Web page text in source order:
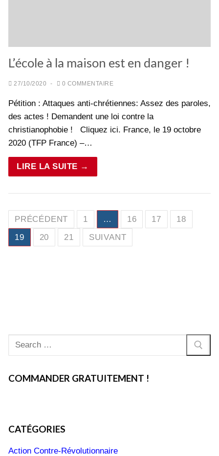
L’école à la maison est en danger !
27/10/2020 - 0 COMMENTAIRE
Pétition : Attaques anti-chrétiennes: Assez des paroles,
des actes ! Demandent une loi contre la
christianophobie ! Cliquez ici. France, le 19 octobre
2020 (TFP France) –…
LIRE LA SUITE →
Pagination
des
PRÉCÉDENT 1 … 16 17
18
19
20 21 SUIVANT
Rechercher
:
COMMANDER GRATUITEMENT !
CATÉGORIES
Action Contre-Révolutionnaire